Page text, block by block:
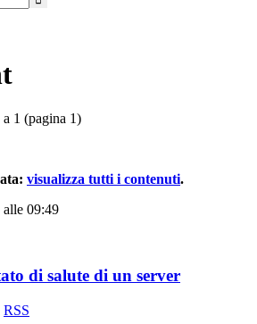
a 1 (pagina 1)
visualizza tutti i contenuti.
09:49
di salute di un server
RSS